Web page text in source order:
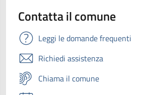
Contatta il comune
Leggi le domande frequenti
Richiedi assistenza
Chiama il comune